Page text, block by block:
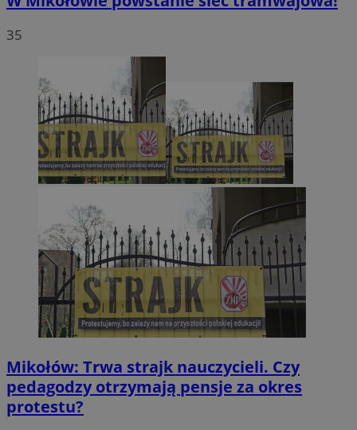
35
Mikołów: Trwa strajk nauczycieli. Czy
pedagodzy otrzymają pensje za okres
protestu?